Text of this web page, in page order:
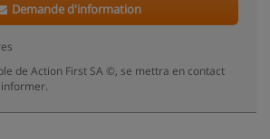
Demande d'information
de Action First SA ©, se mettra en contact